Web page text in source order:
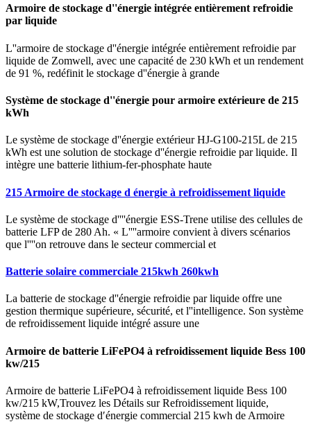
Armoire de stockage d''énergie intégrée entièrement refroidie
par liquide
L''armoire de stockage d''énergie intégrée entièrement refroidie par
liquide de Zomwell, avec une capacité de 230 kWh et un rendement
de 91 %, redéfinit le stockage d''énergie à grande
Système de stockage d''énergie pour armoire extérieure de 215
kWh
Le système de stockage d''énergie extérieur HJ-G100-215L de 215
kWh est une solution de stockage d''énergie refroidie par liquide. Il
intègre une batterie lithium-fer-phosphate haute
215 Armoire de stockage d énergie à refroidissement liquide
Le système de stockage d''''énergie ESS-Trene utilise des cellules de
batterie LFP de 280 Ah. « L''''armoire convient à divers scénarios
que l''''on retrouve dans le secteur commercial et
Batterie solaire commerciale 215kwh 260kwh
La batterie de stockage d''énergie refroidie par liquide offre une
gestion thermique supérieure, sécurité, et l''intelligence. Son système
de refroidissement liquide intégré assure une
Armoire de batterie LiFePO4 à refroidissement liquide Bess 100
kw/215
Armoire de batterie LiFePO4 à refroidissement liquide Bess 100
kw/215 kW,Trouvez les Détails sur Refroidissement liquide,
système de stockage d′énergie commercial 215 kwh de Armoire